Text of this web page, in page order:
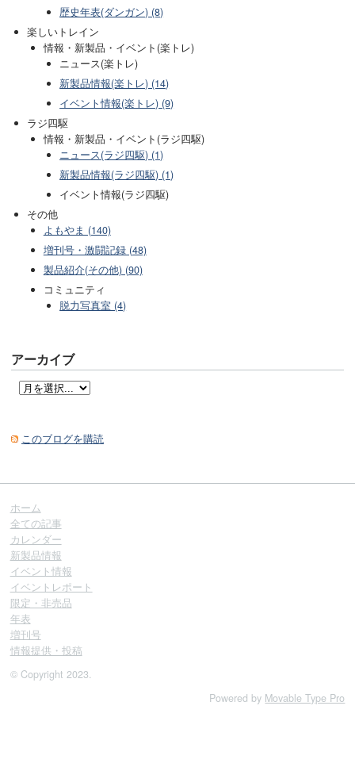
歴史年表(ダンガン) (8)
楽しいトレイン
情報・新製品・イベント(楽トレ)
ニュース(楽トレ)
新製品情報(楽トレ) (14)
イベント情報(楽トレ) (9)
ラジ四駆
情報・新製品・イベント(ラジ四駆)
ニュース(ラジ四駆) (1)
新製品情報(ラジ四駆) (1)
イベント情報(ラジ四駆)
その他
よもやま (140)
増刊号・激闘記録 (48)
製品紹介(その他) (90)
コミュニティ
脱力写真室 (4)
アーカイブ
このブログを購読
ホーム
全ての記事
カレンダー
新製品情報
イベント情報
イベントレポート
限定・非売品
年表
増刊号
情報提供・投稿
© Copyright 2023.
Powered by Movable Type Pro